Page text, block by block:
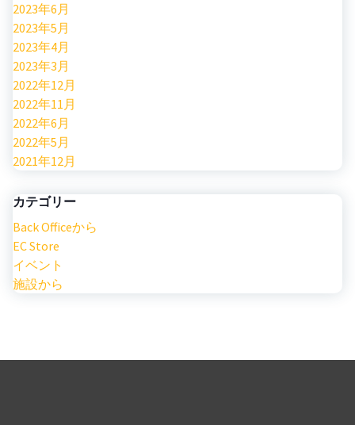
2023年6月
2023年5月
2023年4月
2023年3月
2022年12月
2022年11月
2022年6月
2022年5月
2021年12月
カテゴリー
Back Officeから
EC Store
イベント
施設から